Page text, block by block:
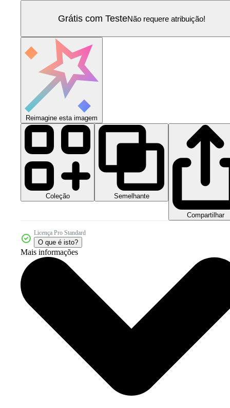
Grátis com TesteNão requere atribuição!
Reimagine esta imagem
Coleção Semelhante
Compartilhar
Licença Pro Standard
O que é isto?
Mais informações